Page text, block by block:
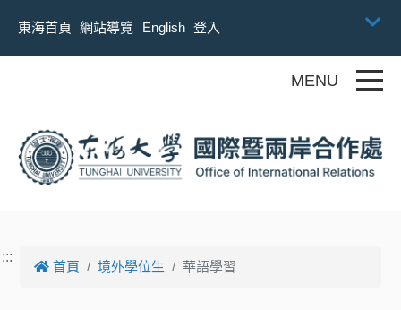
東海首頁
網站導覽 English 登入
:::
首頁 境外學位生 華語學習